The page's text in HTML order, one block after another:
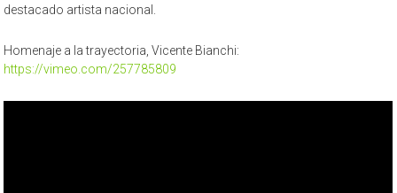
destacado artista nacional.
Homenaje a la trayectoria, Vicente Bianchi:
https://vimeo.com/257785809